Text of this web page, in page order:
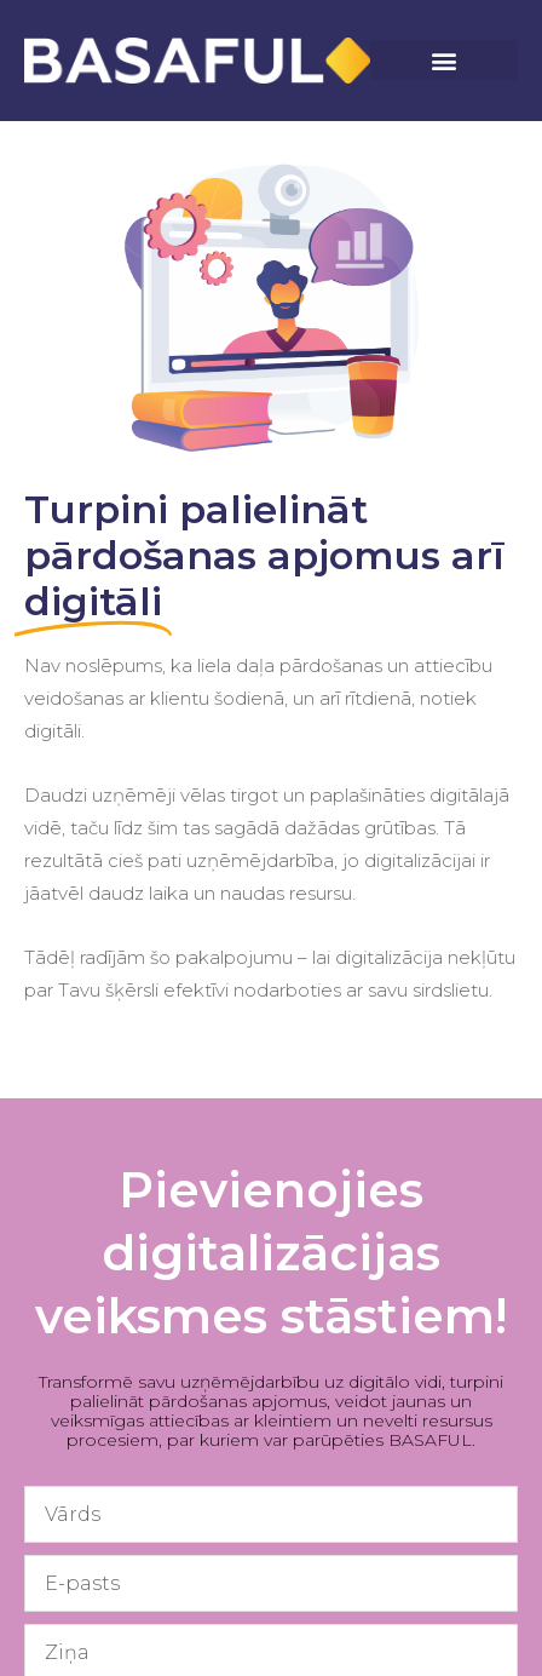
content
Turpini palielināt
pārdošanas apjomus arī
digitāli
Nav noslēpums, ka liela daļa pārdošanas un attiecību
veidošanas ar klientu šodienā, un arī rītdienā, notiek
digitāli.
Daudzi uzņēmēji vēlas tirgot un paplašināties digitālajā
vidē, taču līdz šim tas sagādā dažādas grūtības. Tā
rezultātā cieš pati uzņēmējdarbība, jo digitalizācijai ir
jāatvēl daudz laika un naudas resursu.
Tādēļ radījām šo pakalpojumu – lai digitalizācija nekļūtu
par Tavu šķērsli efektīvi nodarboties ar savu sirdslietu.
Pievienojies
digitalizācijas
veiksmes stāstiem!
Transformē savu uzņēmējdarbību uz digitālo vidi, turpini
palielināt pārdošanas apjomus, veidot jaunas un
veiksmīgas attiecības ar kleintiem un nevelti resursus
procesiem, par kuriem var parūpēties BASAFUL.